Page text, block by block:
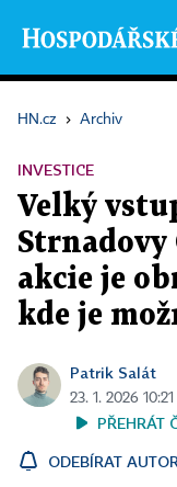
HN.cz › Archiv
INVESTICE
Velký
Strnadovy
akcie je
kde je
Patrik Salát
23. 1. 2026
PŘEHRÁT
ODEBÍRAT